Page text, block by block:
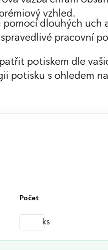
vzhled.
dlouhých uch
pracovní
potiskem dle
potisku s ohledem
Počet
ks